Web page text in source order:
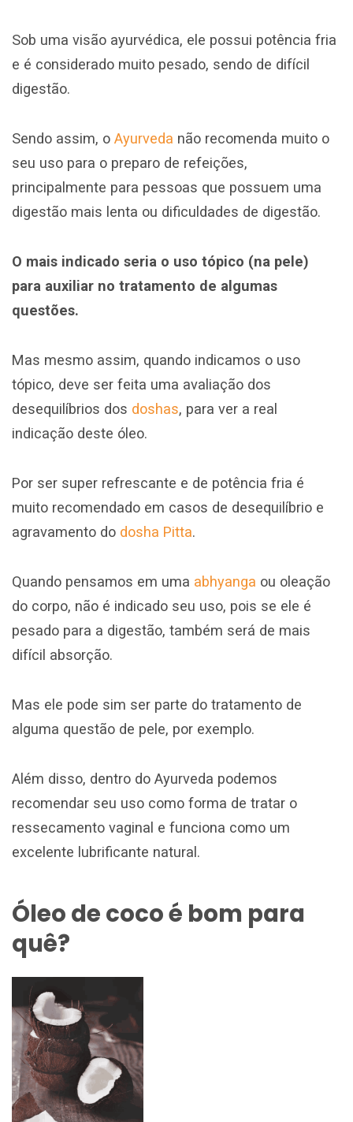
Sob uma visão ayurvédica, ele possui potência fria
e é considerado muito pesado, sendo de difícil
digestão.
Sendo assim, o Ayurveda não recomenda muito o
seu uso para o preparo de refeições,
principalmente para pessoas que possuem uma
digestão mais lenta ou dificuldades de digestão.
O mais indicado seria o uso tópico (na pele)
para auxiliar no tratamento de algumas
questões.
Mas mesmo assim, quando indicamos o uso
tópico, deve ser feita uma avaliação dos
desequilíbrios dos doshas, para ver a real
indicação deste óleo.
Por ser super refrescante e de potência fria é
muito recomendado em casos de desequilíbrio e
agravamento do dosha Pitta.
Quando pensamos em uma abhyanga ou oleação
do corpo, não é indicado seu uso, pois se ele é
pesado para a digestão, também será de mais
difícil absorção.
Mas ele pode sim ser parte do tratamento de
alguma questão de pele, por exemplo.
Além disso, dentro do Ayurveda podemos
recomendar seu uso como forma de tratar o
ressecamento vaginal e funciona como um
excelente lubrificante natural.
Óleo de coco é bom para
quê?